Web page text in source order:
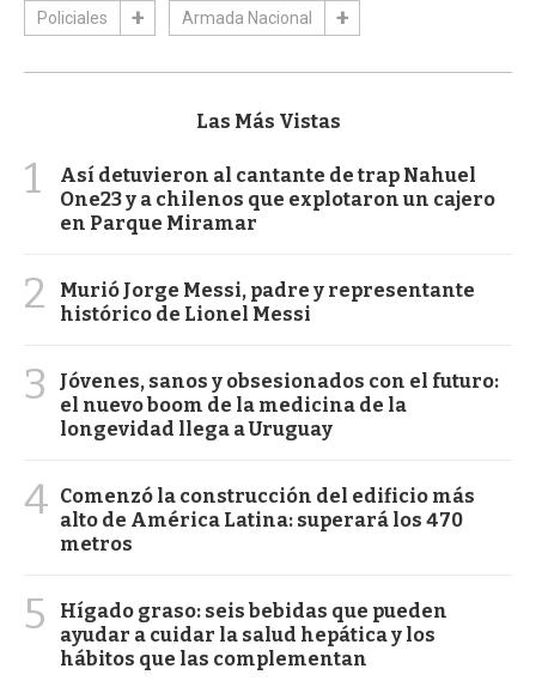
Policiales Armada Nacional
Las Más Vistas
1
Así detuvieron al cantante de trap Nahuel
One23 y a chilenos que explotaron un cajero
en Parque Miramar
2
Murió Jorge Messi, padre y representante
histórico de Lionel Messi
3
Jóvenes, sanos y obsesionados con el futuro:
el nuevo boom de la medicina de la
longevidad llega a Uruguay
4 Comenzó la construcción del edificio más
alto de América Latina: superará los 470
metros
5
Hígado graso: seis bebidas que pueden
ayudar a cuidar la salud hepática y los
hábitos que las complementan